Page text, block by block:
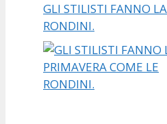
GLI STILISTI FANNO
RONDINI.